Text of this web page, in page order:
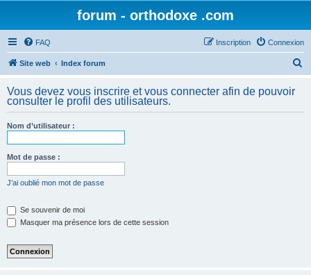
forum - orthodoxe .com
FAQ Connexion
Inscription
Site web Index forum
h
Vous devez vous inscrire et vous connecter afin de pouvoir
consulter le profil des utilisateurs.
Nom d’utilisateur :
Mot de passe :
J’ai oublié mon mot de passe
Se souvenir de moi
Masquer ma présence lors de cette session